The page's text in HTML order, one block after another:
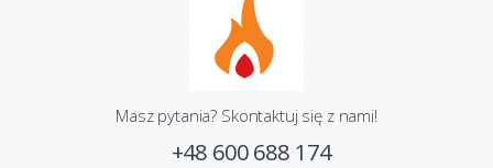
Masz pytania? Skontaktuj się z nami!
+48 600 688 174